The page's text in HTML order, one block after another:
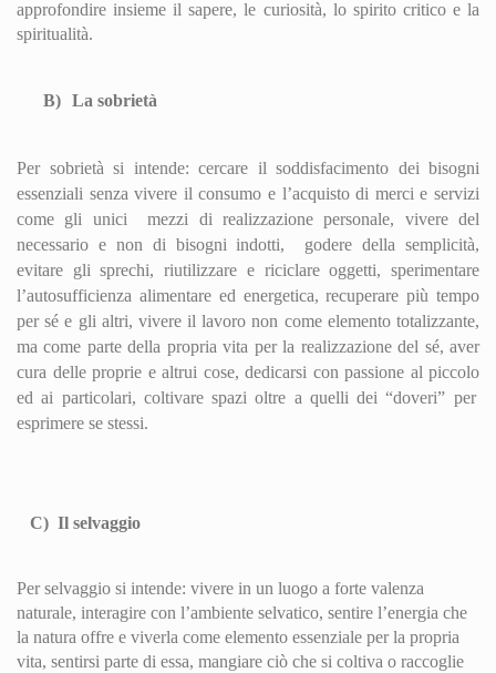
approfondire insieme il sapere, le curiosità, lo spirito critico e la
spiritualità.
B) La sobrietà
Per sobrietà si intende: cercare il soddisfacimento dei bisogni
essenziali senza vivere il consumo e l’acquisto di merci e servizi
come gli unici
mezzi di realizzazione personale, vivere del
necessario e non di bisogni indotti,
godere della semplicità,
evitare gli sprechi, riutilizzare e riciclare oggetti, sperimentare
l’autosufficienza alimentare ed energetica, recuperare più tempo
per sé e gli altri, vivere il lavoro non come elemento totalizzante,
ma come parte della propria vita per la realizzazione del sé, aver
cura delle proprie e altrui cose, dedicarsi con passione al piccolo
ed ai particolari, coltivare spazi oltre a quelli dei “doveri” per
esprimere se stessi.
C) Il selvaggio
Per selvaggio si intende: vivere in un luogo a forte valenza
naturale, interagire con l’ambiente selvatico, sentire l’energia che
la natura offre e viverla come elemento essenziale per la propria
vita, sentirsi parte di essa, mangiare ciò che si coltiva o raccoglie